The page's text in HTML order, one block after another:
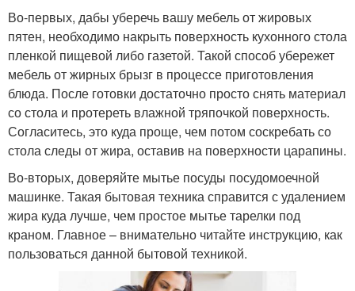
Во-первых, дабы уберечь вашу мебель от жировых
пятен, необходимо накрыть поверхность кухонного стола
пленкой пищевой либо газетой. Такой способ убережет
мебель от жирных брызг в процессе приготовления
блюда. После готовки достаточно просто снять материал
со стола и протереть влажной тряпочкой поверхность.
Согласитесь, это куда проще, чем потом соскребать со
стола следы от жира, оставив на поверхности царапины.
Во-вторых, доверяйте мытье посуды посудомоечной
машинке. Такая бытовая техника справится с удалением
жира куда лучше, чем простое мытье тарелки под
краном. Главное – внимательно читайте инструкцию, как
пользоваться данной бытовой техникой.